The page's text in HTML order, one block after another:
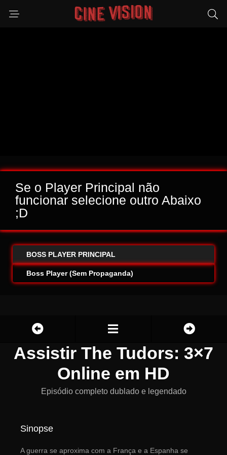
Se o Player Principal não
funcionar selecione outro Abaixo
;D
BOSS PLAYER PRINCIPAL
Boss Player (Sem Propaganda)
Assistir The Tudors: 3×7
Online em HD
Episódio completo dublado e legendado
Sinopse
A guerra se aproxima com a França e a Espanha se